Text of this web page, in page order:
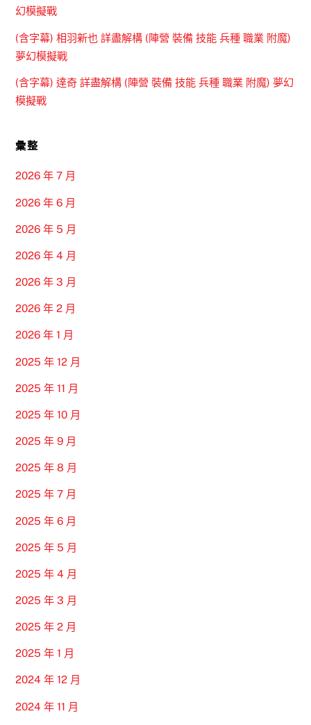
幻模擬戰
(含字幕) 相羽新也 詳盡解構 (陣營 裝備 技能 兵種 職業 附魔)
夢幻模擬戰
(含字幕) 達奇 詳盡解構 (陣營 裝備 技能 兵種 職業 附魔) 夢幻
模擬戰
彙整
2026 年 7 月
2026 年 6 月
2026 年 5 月
2026 年 4 月
2026 年 3 月
2026 年 2 月
2026 年 1 月
2025 年 12 月
2025 年 11 月
2025 年 10 月
2025 年 9 月
2025 年 8 月
2025 年 7 月
2025 年 6 月
2025 年 5 月
2025 年 4 月
2025 年 3 月
2025 年 2 月
2025 年 1 月
2024 年 12 月
2024 年 11 月